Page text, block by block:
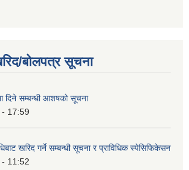
बोलपत्र सूचना
दिने सम्बन्धी आशषको सूचना
17:59
खरिद गर्ने सम्बन्धी सूचना र प्राविधिक स्पेसिफिकेसन
11:52